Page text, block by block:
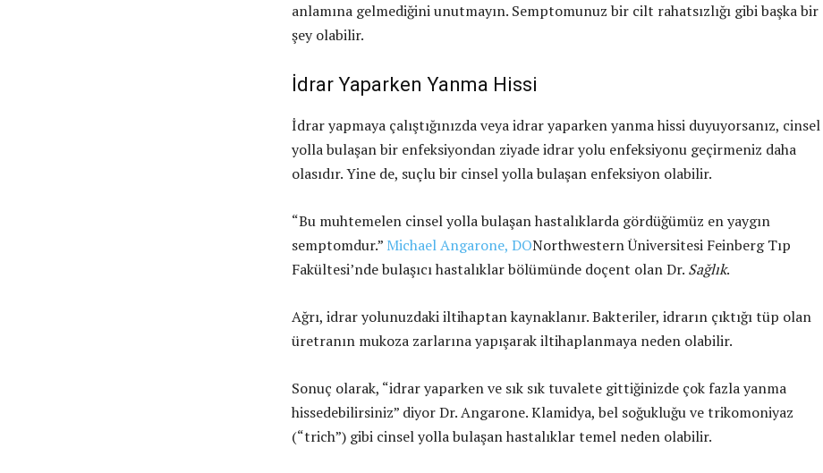
anlamına gelmediğini unutmayın. Semptomunuz bir cilt rahatsızlığı gibi başka bir
şey olabilir.
İdrar Yaparken Yanma Hissi
İdrar yapmaya çalıştığınızda veya idrar yaparken yanma hissi duyuyorsanız, cinsel
yolla bulaşan bir enfeksiyondan ziyade idrar yolu enfeksiyonu geçirmeniz daha
olasıdır. Yine de, suçlu bir cinsel yolla bulaşan enfeksiyon olabilir.
“Bu muhtemelen cinsel yolla bulaşan hastalıklarda gördüğümüz en yaygın
semptomdur.” Michael Angarone, DONorthwestern Üniversitesi Feinberg Tıp
Fakültesi’nde bulaşıcı hastalıklar bölümünde doçent olan Dr. Sağlık.
Ağrı, idrar yolunuzdaki iltihaptan kaynaklanır. Bakteriler, idrarın çıktığı tüp olan
üretranın mukoza zarlarına yapışarak iltihaplanmaya neden olabilir.
Sonuç olarak, “idrar yaparken ve sık sık tuvalete gittiğinizde çok fazla yanma
hissedebilirsiniz” diyor Dr. Angarone. Klamidya, bel soğukluğu ve trikomoniyaz
(“trich”) gibi cinsel yolla bulaşan hastalıklar temel neden olabilir.